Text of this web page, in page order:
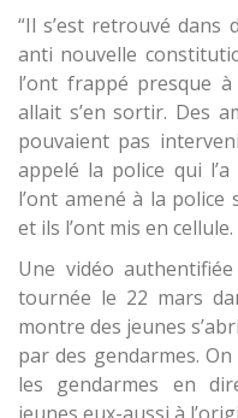
“Il s’est retrouvé
anti nouvelle
l’ont frappé presque
allait s’en sortir. Des
pouvaient pas
appelé la police qui
l’ont amené à la police
et ils l’ont mis en
Une vidéo
tournée le 22 mars
montre des jeunes
par des gendarmes.
les gendarmes en